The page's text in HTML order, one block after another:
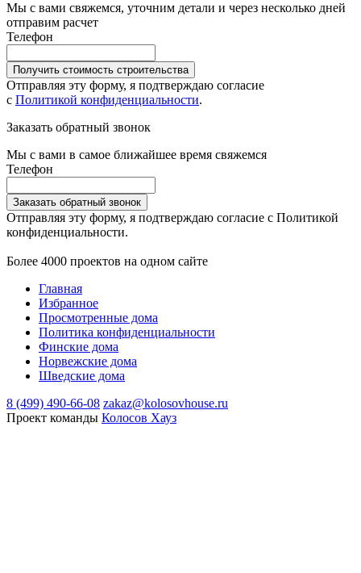
Мы с вами свяжемся, уточним детали и через несколько дней
отправим расчет
Телефон
Получить стоимость строительства
Отправляя эту форму, я подтверждаю согласие
с Политикой конфиденциальности.
Заказать обратный звонок
Мы с вами в самое ближайшее время свяжемся
Телефон
Заказать обратный звонок
Отправляя эту форму, я подтверждаю согласие с Политикой
конфиденциальности.
Более 4000 проектов на одном сайте
Главная
Избранное
Просмотренные дома
Политика конфиденциальности
Финские дома
Норвежские дома
Шведские дома
8 (499) 490-66-08 zakaz@kolosovhouse.ru
Проект команды Колосов Хауз